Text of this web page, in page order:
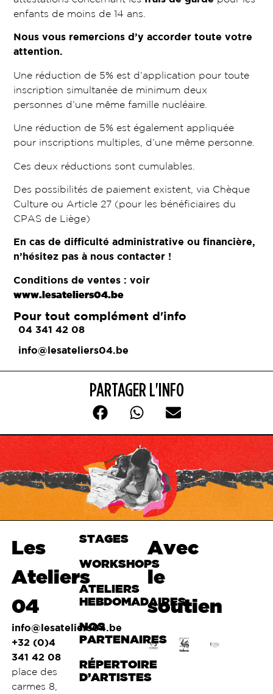
enfants de moins de 14 ans.
Nous vous remercions d’y accorder toute votre
attention.
Une réduction de 5% est d’application pour toute
inscription simultanée de minimum deux
personnes d’une même famille nucléaire.
Une réduction de 5% est également appliquée
pour inscriptions multiples, d’une même personne.
Ces deux réductions sont cumulables.
Des possibilités de paiement existent, via Chèque
Culture ou Article 27 (pour les bénéficiaires du
CPAS de Liège)
En cas de difficulté administrative ou financière,
n’hésitez pas à nous contacter !
Conditions de ventes : voir
www.lesateliers04.be
Pour tout complément d'info
04 341 42 08
info@lesateliers04.be
PARTAGER L'INFO
Les
Ateliers
04
info@lesateliers04.be
+32 (0)4
341 42 08
place des
carmes 8,
STAGES
WORKSHOPS
ATELIERS
HEBDOMADAIRES
NOS
PARTENAIRES
RÉPERTOIRE
D’ARTISTES
Avec
le
soutien